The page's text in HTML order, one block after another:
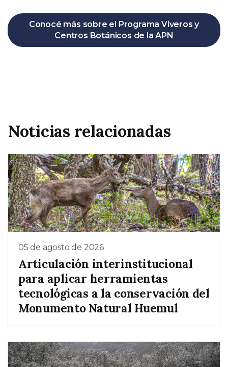
Conocé más sobre el Programa Viveros y
Centros Botánicos de la APN
Noticias relacionadas
05 de agosto de 2026
Articulación interinstitucional
para aplicar herramientas
tecnológicas a la conservación del
Monumento Natural Huemul